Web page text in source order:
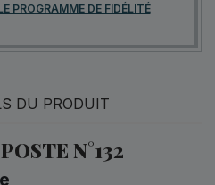
PROGRAMME DE FIDÉLITÉ
DU PRODUIT
N°132